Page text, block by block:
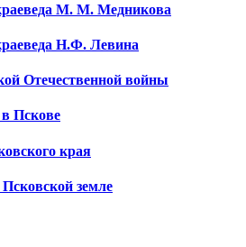
М. М. Медникова
Н.Ф. Левина
Отечественной войны
Пскове
края
земле